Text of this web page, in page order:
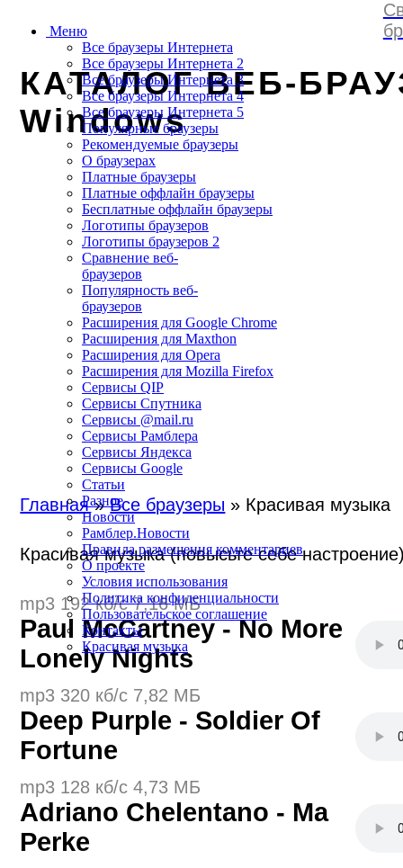
Красивая музыка (повысьте себе
Главная»Все браузеры » Красивая музыка
mp3 320 кб/с 7,82 МБ
Deep Purple - Soldier Of
Fortune
mp3 192 кб/с 7,16 МБ
Paul McCartney - No More
Lonely Nights
mp3 128 кб/с 4,73 МБ
Adriano Chelentano - Ma
Perke
КАТАЛОГ ВЕБ-
Windows
Меню
Все браузеры Интернета
Все браузеры Интернета 2
Все браузеры Интернета 3
Все браузеры Интернета 4
Все браузеры Интернета 5
Популярные браузеры
Рекомендуемые браузеры
О браузерах
Платные браузеры
Платные оффлайн браузеры
Бесплатные оффлайн браузеры
Логотипы браузеров
Логотипы браузеров 2
Сравнение веб-
браузеров
Популярность веб-
браузеров
Расширения для Google Chrome
Расширения для Maxthon
Расширения для Opera
Расширения для Mozilla Firefox
Сервисы QIP
Сервисы Спутника
Сервисы @mail.ru
Сервисы Рамблера
Сервисы Яндекса
Сервисы Google
Статьи
Разное
Новости
Рамблер.Новости
Правила размещения комментариев
О проекте
Условия использования
Политика конфиденциальности
Пользовательское соглашение
Контакты
Красивая музыка